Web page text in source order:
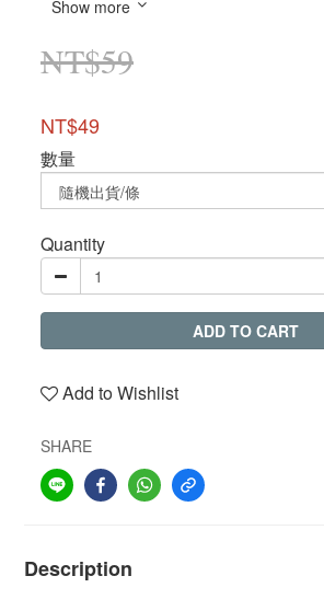
Show more
NT$59
NT$49
數量
Quantity
ADD TO CART
Add to Wishlist
SHARE
Description